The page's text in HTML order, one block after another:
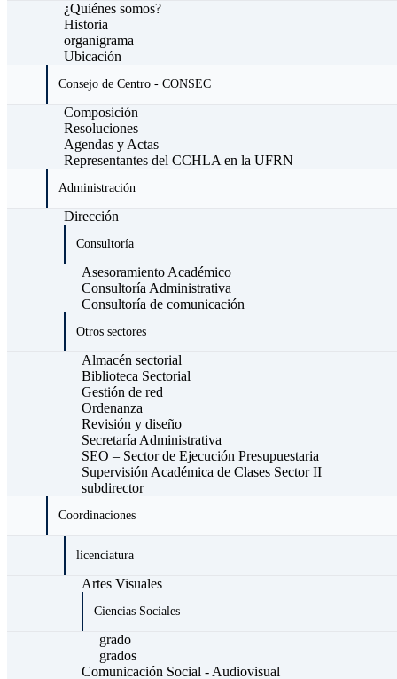
¿Quiénes somos?
Historia
organigrama
Ubicación
Consejo de Centro - CONSEC
Composición
Resoluciones
Agendas y Actas
Representantes del CCHLA en la UFRN
Administración
Dirección
Consultoría
Asesoramiento Académico
Consultoría Administrativa
Consultoría de comunicación
Otros sectores
Almacén sectorial
Biblioteca Sectorial
Gestión de red
Ordenanza
Revisión y diseño
Secretaría Administrativa
SEO – Sector de Ejecución Presupuestaria
Supervisión Académica de Clases Sector II
subdirector
Coordinaciones
licenciatura
Artes Visuales
Ciencias Sociales
grado
grados
Comunicación Social - Audiovisual